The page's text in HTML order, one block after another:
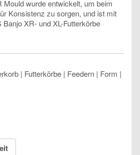
Mould wurde entwickelt, um beim
Konsistenz zu sorgen, und ist mit
XR- und XL-Futterkörbe
| Futterkörbe | Feedern | Form |